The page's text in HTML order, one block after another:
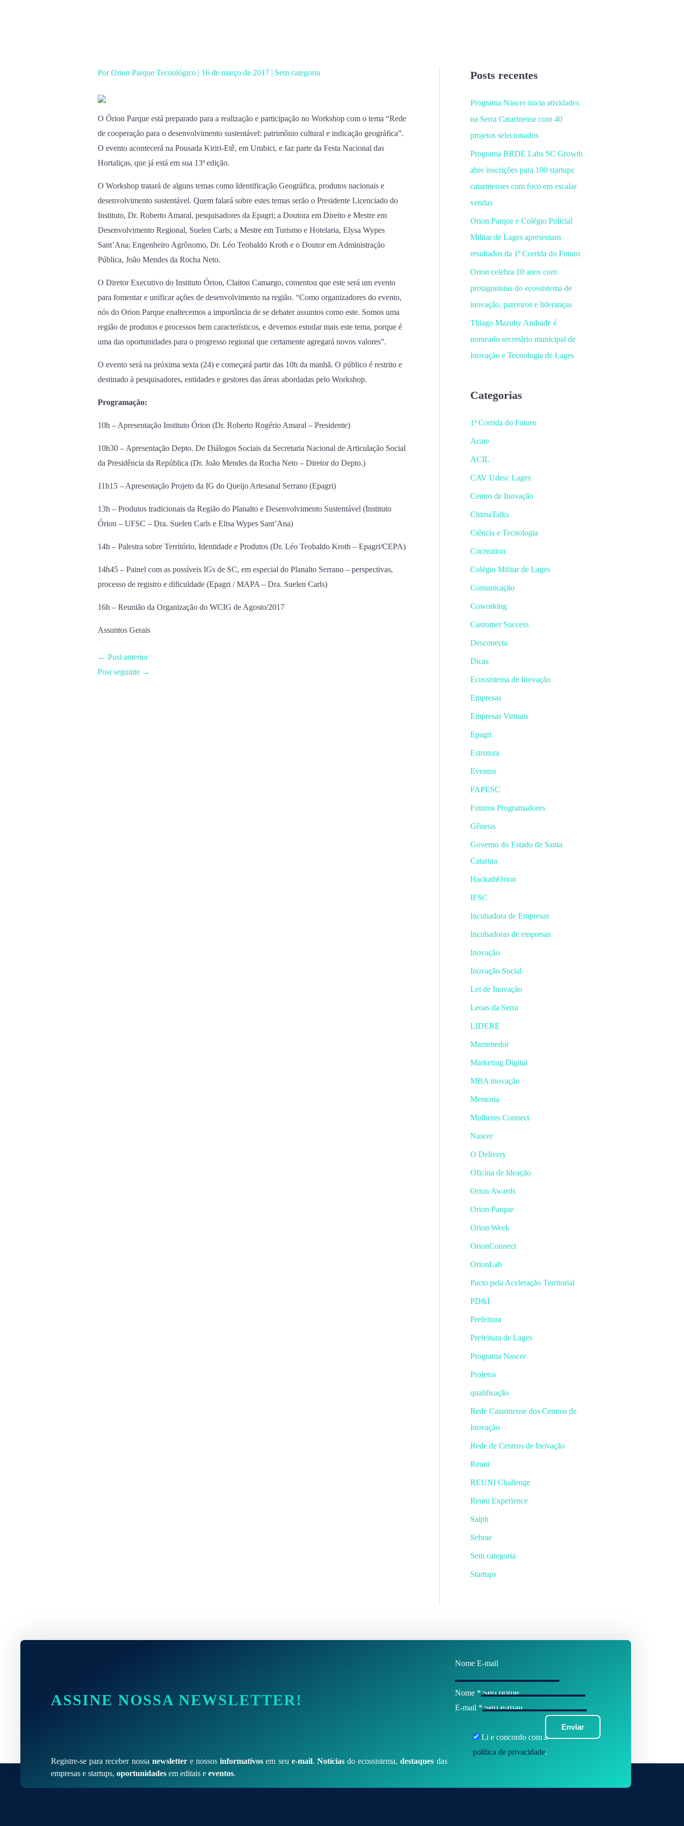
PorOrion Parque Tecnológico | 16 de março de 2017 | Sem categoria
O Órion Parque está preparado para a realização e participação no Workshop com o tema “Rede
de cooperação para o desenvolvimento sustentável: patrimônio cultural e indicação geográfica”.
O evento acontecerá na Pousada Kiriri-Etê, em Urubici, e faz parte da Festa Nacional das
Hortaliças, que já está em sua 13ª edição.
O Workshop tratará de alguns temas como Identificação Geográfica, produtos nacionais e
desenvolvimento sustentável. Quem falará sobre estes temas serão o Presidente Licenciado do
Instituto, Dr. Roberto Amaral, pesquisadores da Epagri; a Doutora em Direito e Mestre em
Desenvolvimento Regional, Suelen Carls; a Mestre em Turismo e Hotelaria, Elysa Wypes
Sant’Ana; Engenheiro Agrônomo, Dr. Léo Teobaldo Kroth e o Doutor em Administração
Pública, João Mendes da Rocha Neto.
O Diretor Executivo do Instituto Órion, Claiton Camargo, comentou que este será um evento
para fomentar e unificar ações de desenvolvimento na região. “Como organizadores do evento,
nós do Orion Parque enaltecemos a importância de se debater assuntos como este. Somos uma
região de produtos e processos bem característicos, e devemos estudar mais este tema, porque é
uma das oportunidades para o progresso regional que certamente agregará novos valores”.
O evento será na próxima sexta (24) e começará partir das 10h da manhã. O público é restrito e
destinado à pesquisadores, entidades e gestores das áreas abordadas pelo Workshop.
Programação:
10h – Apresentação Instituto Órion (Dr. Roberto Rogério Amaral – Presidente)
10h30 – Apresentação Depto. De Diálogos Sociais da Secretaria Nacional de Articulação Social
da Presidência da República (Dr. João Mendes da Rocha Neto – Diretor do Depto.)
11h15 – Apresentação Projeto da IG do Queijo Artesanal Serrano (Epagri)
13h – Produtos tradicionais da Região do Planalto e Desenvolvimento Sustentável (Instituto
Órion – UFSC – Dra. Suelen Carls e Elisa Wypes Sant’Ana)
14h – Palestra sobre Território, Identidade e Produtos (Dr. Léo Teobaldo Kroth – Epagri/CEPA)
14h45 – Painel com as possíveis IGs de SC, em especial do Planalto Serrano – perspectivas,
processo de registro e dificuldade (Epagri / MAPA – Dra. Suelen Carls)
16h – Reunião da Organização do WCIG de Agosto/2017
Assuntos Gerais
← Post anterior
Post seguinte →
Posts recentes
Programa Nascer inicia atividades
na Serra Catarinense com 40
projetos selecionados
Programa BRDE Labs SC Growth
abre inscrições para 100 startups
catarinenses com foco em escalar
vendas
Orion Parque e Colégio Policial
Militar de Lages apresentam
resultados da 1ª Corrida do Futuro
Orion celebra 10 anos com
protagonistas do ecossistema de
inovação, parceiros e lideranças
Thiago Mazuhy Andrade é
nomeado secretário municipal de
Inovação e Tecnologia de Lages
Categorias
1ª Corrida do Futuro
Acate
ACIL
CAV Udesc Lages
Centro de Inovação
ChimaTalks
Ciência e Tecnologia
Cocreation
Colégio Militar de Lages
Comunicação
Coworking
Customer Success
Desconecta
Dicas
Ecossistema de Inovação
Empresas
Empresas Virtuais
Epagri
Estrutura
Eventos
FAPESC
Futuros Programadores
Gênesis
Governo do Estado de Santa
Catarina
HackathOrion
IFSC
Incubadora de Empresas
Incubadoras de empresas
Inovação
Inovação Social
Lei de Inovação
Leoas da Serra
LIDERE
Mantenedor
Marketing Digital
MBA inovação
Mentoria
Mulheres Connect
Nascer
O Delivery
Oficina de Ideação
Orion Awards
Orion Parque
Orion Week
OrionConnect
OrionLab
Pacto pela Aceleração Territorial
PD&I
Prefeitura
Prefeitura de Lages
Programa Nascer
Projetos
qualificação
Rede Catarinense dos Centros de
Inovação
Rede de Centros de Inovação
Reuni
REUNI Challenge
Reuni Experience
Saiph
Sebrae
Sem categoria
Startups
ASSINE NOSSA NEWSLETTER!
Registre-se para receber nossa newslettere nossosinformativos em seu e-mail. Notíciasdo ecossistema,destaques das
empresas e startups, oportunidades em editais e eventos.
Nome E-mail
Nome *
E-mail *
Enviar
Li e concordo com a
política de privacidade.